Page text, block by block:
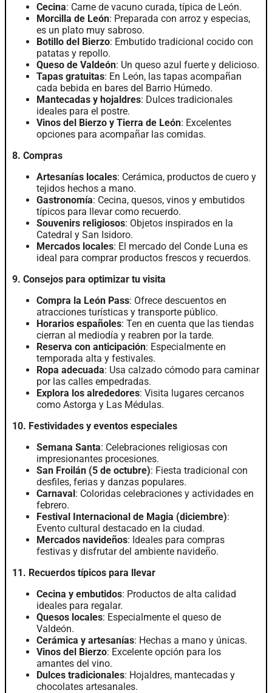
Cecina: Carne de vacuno curada, típica de León.
Morcilla de León: Preparada con arroz y especias,
es un plato muy sabroso.
Botillo del Bierzo: Embutido tradicional cocido con
patatas y repollo.
Queso de Valdeón: Un queso azul fuerte y delicioso.
Tapas gratuitas: En León, las tapas acompañan
cada bebida en bares del Barrio Húmedo.
Mantecadas y hojaldres: Dulces tradicionales
ideales para el postre.
Vinos del Bierzo y Tierra de León: Excelentes
opciones para acompañar las comidas.
8. Compras
Artesanías locales: Cerámica, productos de cuero y
tejidos hechos a mano.
Gastronomía: Cecina, quesos, vinos y embutidos
típicos para llevar como recuerdo.
Souvenirs religiosos: Objetos inspirados en la
Catedral y San Isidoro.
Mercados locales: El mercado del Conde Luna es
ideal para comprar productos frescos y recuerdos.
9. Consejos para optimizar tu visita
Compra la León Pass: Ofrece descuentos en
atracciones turísticas y transporte público.
Horarios españoles: Ten en cuenta que las tiendas
cierran al mediodía y reabren por la tarde.
Reserva con anticipación: Especialmente en
temporada alta y festivales.
Ropa adecuada: Usa calzado cómodo para caminar
por las calles empedradas.
Explora los alrededores: Visita lugares cercanos
como Astorga y Las Médulas.
10. Festividades y eventos especiales
Semana Santa: Celebraciones religiosas con
impresionantes procesiones.
San Froilán (5 de octubre): Fiesta tradicional con
desfiles, ferias y danzas populares.
Carnaval: Coloridas celebraciones y actividades en
febrero.
Festival Internacional de Magia (diciembre):
Evento cultural destacado en la ciudad.
Mercados navideños: Ideales para compras
festivas y disfrutar del ambiente navideño.
11. Recuerdos típicos para llevar
Cecina y embutidos: Productos de alta calidad
ideales para regalar.
Quesos locales: Especialmente el queso de
Valdeón.
Cerámica y artesanías: Hechas a mano y únicas.
Vinos del Bierzo: Excelente opción para los
amantes del vino.
Dulces tradicionales: Hojaldres, mantecadas y
chocolates artesanales.